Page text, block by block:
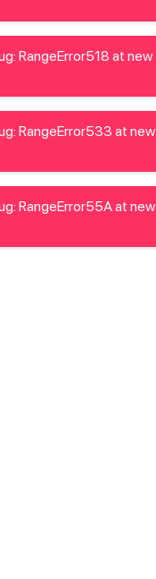
RangeError518 at new
RangeError533 at new
RangeError55A at new